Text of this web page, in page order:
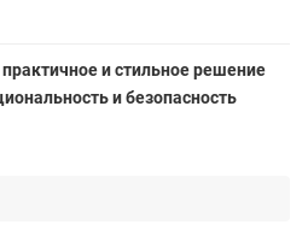
и стильное решение
и безопасность